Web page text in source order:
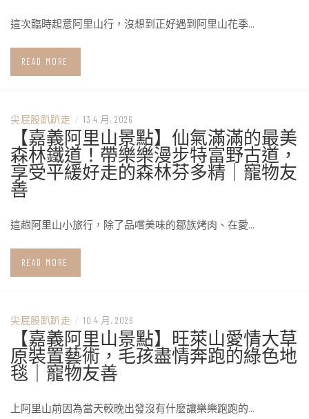
這次臨時起意阿里山行，沒想到正好遇到阿里山花季…
READ MORE
尖屁股趴趴走 / 13 4 月, 2026
【嘉義阿里山景點】仙氣滿滿的最美
森林鐵道！帶樂樂漫步特富野古道，
享受平緩好走的森林芬多精｜寵物友
善
這趟阿里山小旅行，除了品嚐美味的鄒族烤肉、在愛…
READ MORE
尖屁股趴趴走 / 10 4 月, 2026
【嘉義阿里山景點】旺萊山愛情大草
原裝置藝術，毛孩盡情奔跑的綠色地
毯｜寵物友善
上阿里山前因為當天較晚出發沒有什麼讓樂樂跑跑的…